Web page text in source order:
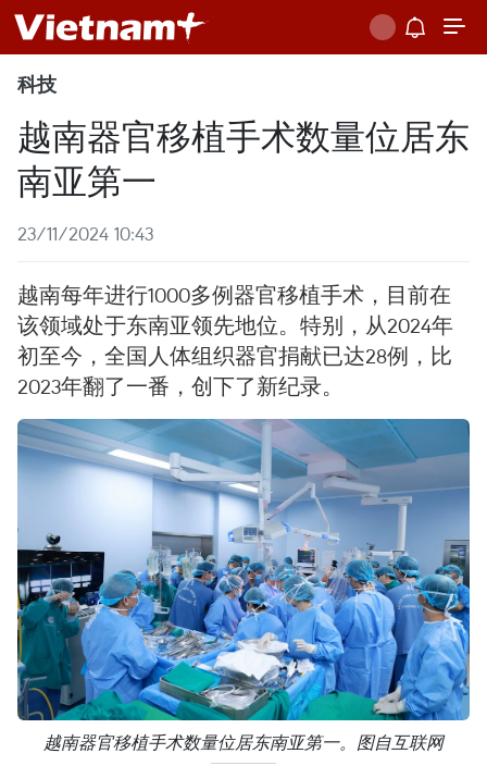
科技
越南器官移植手术数量位居东
南亚第一
23/11/2024 10:43
越南每年进行1000多例器官移植手术，目前在
该领域处于东南亚领先地位。特别，从2024年
初至今，全国人体组织器官捐献已达28例，比
2023年翻了一番，创下了新纪录。
越南器官移植手术数量位居东南亚第一。图自互联网